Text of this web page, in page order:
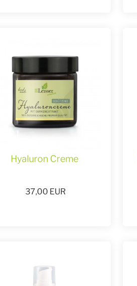
Hyaluron Creme
37,00 EUR